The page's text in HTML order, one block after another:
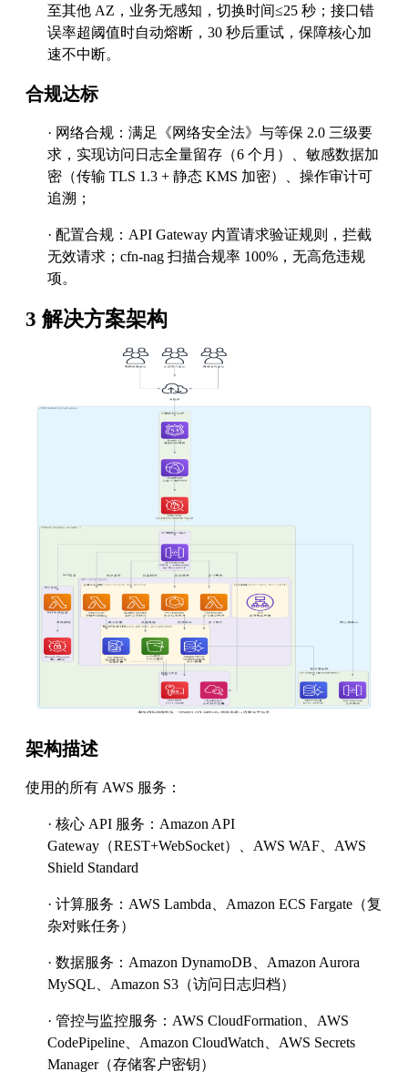
至其他 AZ，业务无感知，切换时间≤25 秒；接口错
误率超阈值时自动熔断，30 秒后重试，保障核心加
速不中断。
合规达标
· 网络合规：满足《网络安全法》与等保 2.0 三级要
求，实现访问日志全量留存（6 个月）、敏感数据加
密（传输 TLS 1.3 + 静态 KMS 加密）、操作审计可
追溯；
·配置合规： API Gateway 内置请求验证规则，拦截
无效请求；cfn-nag 扫描合规率 100%，无高危违规
项。
3 解决方案架构
架构描述
使用的所有 AWS 服务：
·核心 API 服务：Amazon API
Gateway（REST+WebSocket）、AWS WAF、AWS
Shield Standard
·计算服务： AWS Lambda、Amazon ECS Fargate（复
杂对账任务）
·数据服务： Amazon DynamoDB、Amazon Aurora
MySQL、Amazon S3（访问日志归档）
·管控与监控服务： AWS CloudFormation、AWS
CodePipeline、Amazon CloudWatch、AWS Secrets
Manager（存储客户密钥）